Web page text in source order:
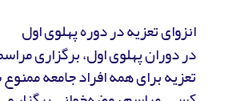
انزوای تعزیه در دوره پهلوی اول
در دوران پهلوی اول، برگزاری
تعزیه برای همه افراد جامعه